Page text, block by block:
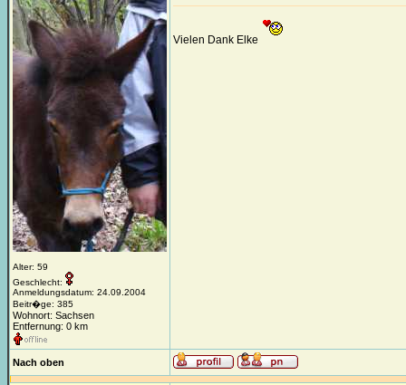
Alter: 59
Geschlecht:
Anmeldungsdatum: 24.09.2004
Beitr�ge: 385
Wohnort: Sachsen
Entfernung: 0 km
Vielen Dank Elke
Nach oben